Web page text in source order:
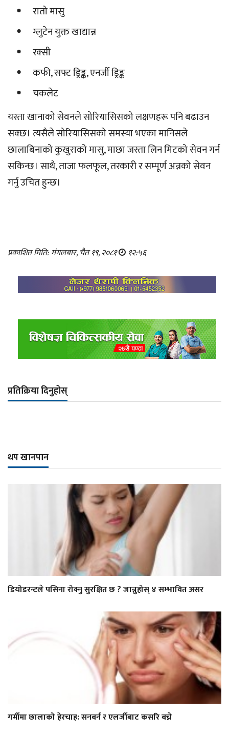
रातो मासु
ग्लुटेन युक्त खाद्यान्न
रक्सी
कफी, सफ्ट ड्रिङ्क, एनर्जी ड्रिङ्क
चकलेट
यस्ता खानाको सेवनले सोरियासिसको लक्षणहरू पनि बढाउन
सक्छ। त्यसैले सोरियासिसको समस्या भएका मानिसले
छालाबिनाको कुखुराको मासु, माछा जस्ता लिन मिटको सेवन गर्न
सकिन्छ। साथै, ताजा फलफूल, तरकारी र सम्पूर्ण अन्नको सेवन
गर्नु उचित हुन्छ।
प्रकाशित मिति: मंगलबार, चैत १९, २०८१ १२:५६
प्रतिक्रिया दिनुहोस्
थप खानपान
डियोडरन्टले पसिना रोक्नु सुरक्षित छ ? जान्नुहोस् ४ सम्भावित असर
गर्मीमा छालाको हेरचाह: सनबर्न र एलर्जीबाट कसरि बच्ने